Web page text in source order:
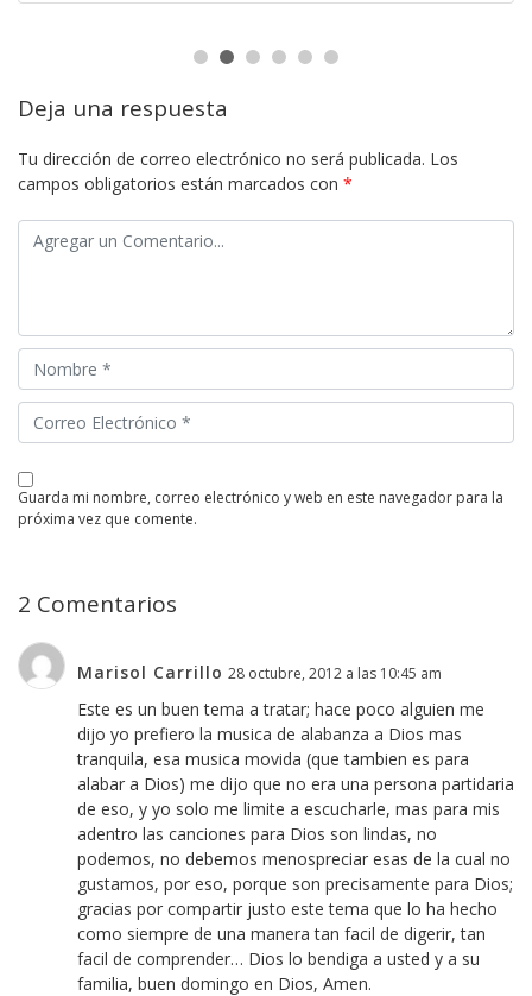
Deja una respuesta
Tu dirección de correo electrónico no será publicada. Los
campos obligatorios están marcados con *
guarda mi nombre, correo electrónico y web en este navegador para la
próxima vez que comente.
2 Comentarios
Marisol Carrillo 28 octubre, 2012 a las 10:45 am
Este es un buen tema a tratar; hace poco alguien me
dijo yo prefiero la musica de alabanza a Dios mas
tranquila, esa musica movida (que tambien es para
alabar a Dios) me dijo que no era una persona partidaria
de eso, y yo solo me limite a escucharle, mas para mis
adentro las canciones para Dios son lindas, no
podemos, no debemos menospreciar esas de la cual no
gustamos, por eso, porque son precisamente para Dios;
gracias por compartir justo este tema que lo ha hecho
como siempre de una manera tan facil de digerir, tan
facil de comprender… Dios lo bendiga a usted y a su
familia, buen domingo en Dios, Amen.